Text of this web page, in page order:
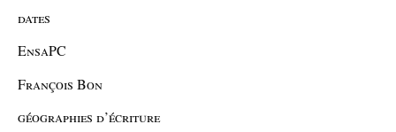
dates
EnsaPC
François Bon
géographies d’écriture